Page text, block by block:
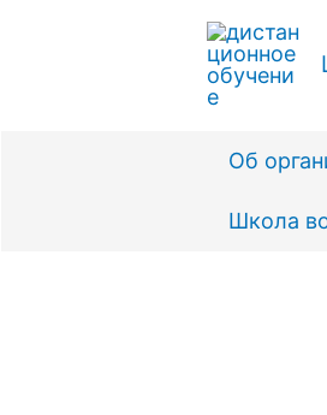
Об
Школа